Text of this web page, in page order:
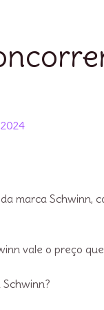
marca Schwinn,
vale o preço